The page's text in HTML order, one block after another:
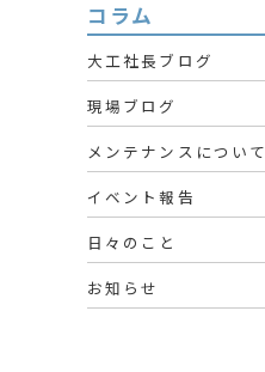
コラム
大工社長ブログ
現場ブログ
メンテナンスについて
イベント報告
日々のこと
お知らせ